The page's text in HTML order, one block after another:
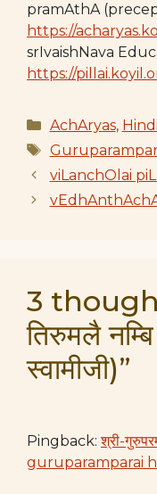
pramAthA
https://
srIvaishNava
https://
Categories
AchAryas, Hindi
Tags
viLanchOlai
3
तिरुमलै
स्वामीजी)”
Pingback:श्री-
guruparamparai